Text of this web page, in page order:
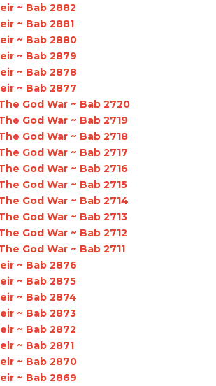
~ Bab 2882
~ Bab 2881
~ Bab 2880
~ Bab 2879
~ Bab 2878
~ Bab 2877
God War ~ Bab 2720
God War ~ Bab 2719
God War ~ Bab 2718
God War ~ Bab 2717
God War ~ Bab 2716
God War ~ Bab 2715
God War ~ Bab 2714
God War ~ Bab 2713
God War ~ Bab 2712
God War ~ Bab 2711
~ Bab 2876
~ Bab 2875
~ Bab 2874
~ Bab 2873
~ Bab 2872
~ Bab 2871
~ Bab 2870
~ Bab 2869